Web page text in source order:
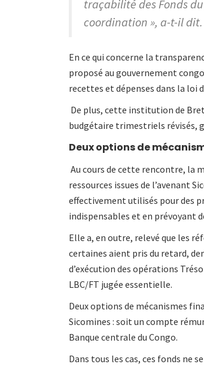
traçabilité des Fonds
coordination », a-t-il dit.
En ce qui concerne la
proposé au gouvernement
recettes et dépenses dans la loi
De plus, cette institution de
budgétaire trimestriels révisés,
Deux options de
Au cours de cette rencontre, la
ressources issues de l’avenant
effectivement utilisés pour des
indispensables et en prévoyant
Elle a, en outre, relevé que les
certaines aient pris du retard,
d’exécution des opérations
LBC/FT jugée essentielle.
Deux options de mécanismes
Sicomines : soit un compte
Banque centrale du Congo.
Dans tous les cas, ces fonds ne